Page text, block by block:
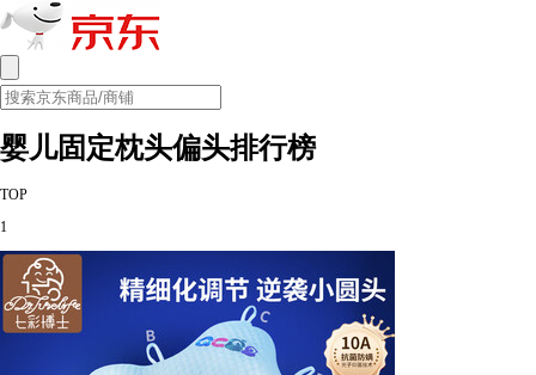
婴儿固定枕头偏头排行榜
TOP
1